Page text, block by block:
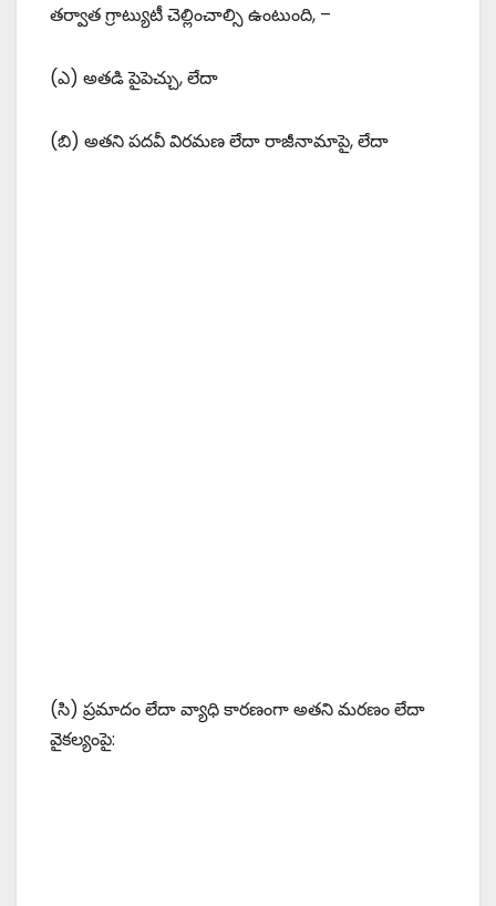
తర్వాత గ్రాట్యుటీ చెల్లించాల్సి ఉంటుంది, –
(ఎ) అతడి పైపెచ్చు, లేదా
(బి) అతని పదవీ విరమణ లేదా రాజీనామాపై, లేదా
(సి) ప్రమాదం లేదా వ్యాధి కారణంగా అతని మరణం లేదా
వైకల్యంపై: